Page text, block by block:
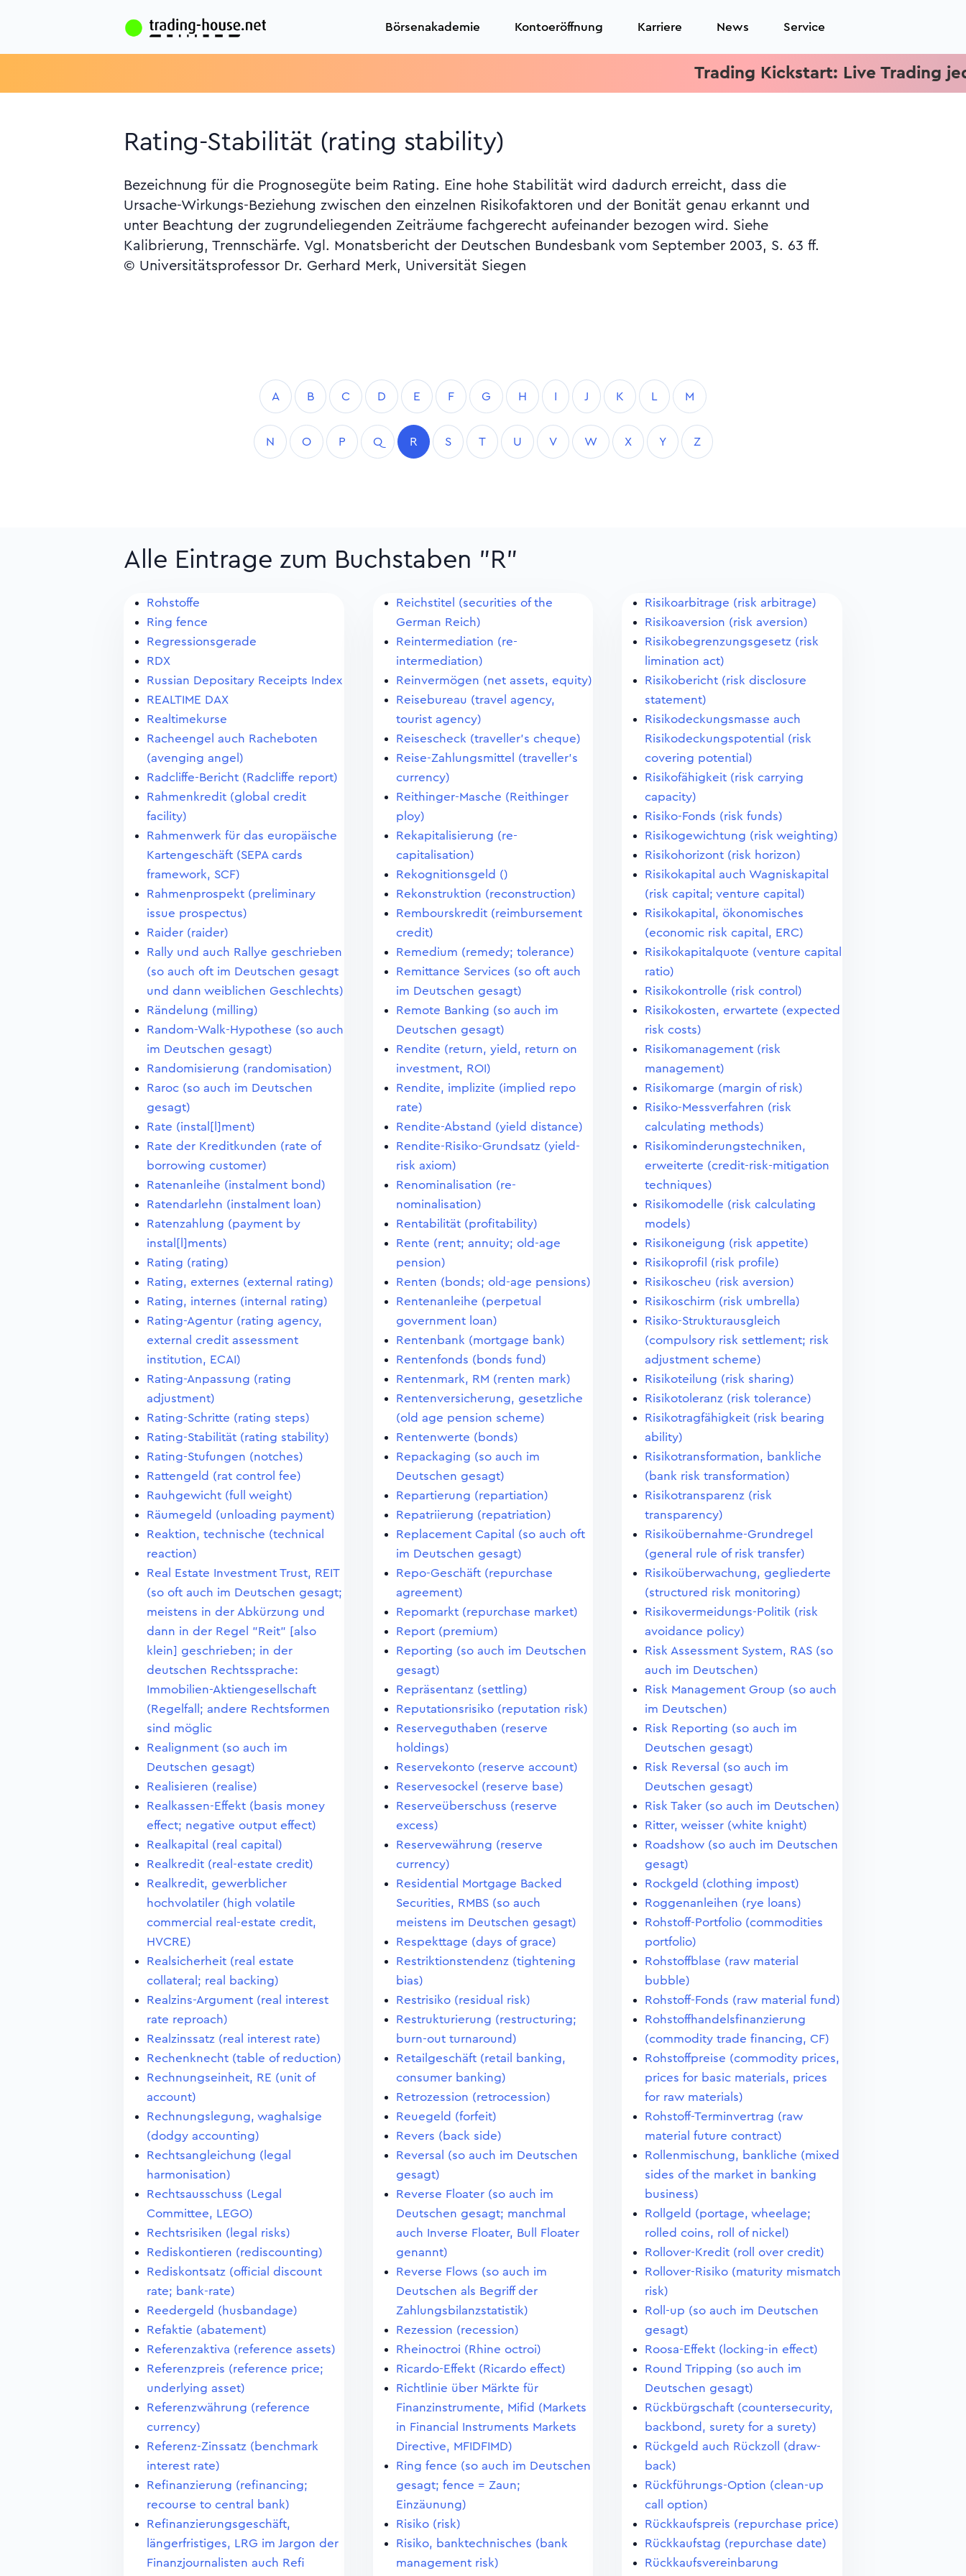
Börsenakademie Kontoeröffnung Karriere News Service
Trading Kickstart: Live Trading jeden
Rating-Stabilität (rating stability)
Bezeichnung für die Prognosegüte beim Rating. Eine hohe Stabilität wird dadurch erreicht, dass die
Ursache-Wirkungs-Beziehung zwischen den einzelnen Risikofaktoren und der Bonität genau erkannt und
unter Beachtung der zugrundeliegenden Zeiträume fachgerecht aufeinander bezogen wird. Siehe
Kalibrierung, Trennschärfe. Vgl. Monatsbericht der Deutschen Bundesbank vom September 2003, S. 63 ff.
© Universitätsprofessor Dr. Gerhard Merk, Universität Siegen
A B C D E F G H I J K L M
N O P Q R S T U V W X Y Z
Alle Eintrage zum Buchstaben "R"
Rohstoffe
Ring fence
Regressionsgerade
RDX
Russian Depositary Receipts Index
REALTIME DAX
Realtimekurse
Racheengel auch Racheboten
(avenging angel)
Radcliffe-Bericht (Radcliffe report)
Rahmenkredit (global credit
facility)
Rahmenwerk für das europäische
Kartengeschäft (SEPA cards
framework, SCF)
Rahmenprospekt (preliminary
issue prospectus)
Raider (raider)
Rally und auch Rallye geschrieben
(so auch oft im Deutschen gesagt
und dann weiblichen Geschlechts)
Rändelung (milling)
Random-Walk-Hypothese (so auch
im Deutschen gesagt)
Randomisierung (randomisation)
Raroc (so auch im Deutschen
gesagt)
Rate (instal[l]ment)
Rate der Kreditkunden (rate of
borrowing customer)
Ratenanleihe (instalment bond)
Ratendarlehn (instalment loan)
Ratenzahlung (payment by
instal[l]ments)
Rating (rating)
Rating, externes (external rating)
Rating, internes (internal rating)
Rating-Agentur (rating agency,
external credit assessment
institution, ECAI)
Rating-Anpassung (rating
adjustment)
Rating-Schritte (rating steps)
Rating-Stabilität (rating stability)
Rating-Stufungen (notches)
Rattengeld (rat control fee)
Rauhgewicht (full weight)
Räumegeld (unloading payment)
Reaktion, technische (technical
reaction)
Real Estate Investment Trust, REIT
(so oft auch im Deutschen gesagt;
meistens in der Abkürzung und
dann in der Regel "Reit" [also
klein] geschrieben; in der
deutschen Rechtssprache:
Immobilien-Aktiengesellschaft
(Regelfall; andere Rechtsformen
sind möglic
Realignment (so auch im
Deutschen gesagt)
Realisieren (realise)
Realkassen-Effekt (basis money
effect; negative output effect)
Realkapital (real capital)
Realkredit (real-estate credit)
Realkredit, gewerblicher
hochvolatiler (high volatile
commercial real-estate credit,
HVCRE)
Realsicherheit (real estate
collateral; real backing)
Realzins-Argument (real interest
rate reproach)
Realzinssatz (real interest rate)
Rechenknecht (table of reduction)
Rechnungseinheit, RE (unit of
account)
Rechnungslegung, waghalsige
(dodgy accounting)
Rechtsangleichung (legal
harmonisation)
Rechtsausschuss (Legal
Committee, LEGO)
Rechtsrisiken (legal risks)
Rediskontieren (rediscounting)
Rediskontsatz (official discount
rate; bank-rate)
Reedergeld (husbandage)
Refaktie (abatement)
Referenzaktiva (reference assets)
Referenzpreis (reference price;
underlying asset)
Referenzwährung (reference
currency)
Referenz-Zinssatz (benchmark
interest rate)
Refinanzierung (refinancing;
recourse to central bank)
Refinanzierungsgeschäft,
längerfristiges, LRG im Jargon der
Finanzjournalisten auch Refi
Reichstitel (securities of the
German Reich)
Reintermediation (re-
intermediation)
Reinvermögen (net assets, equity)
Reisebureau (travel agency,
tourist agency)
Reisescheck (traveller's cheque)
Reise-Zahlungsmittel (traveller's
currency)
Reithinger-Masche (Reithinger
ploy)
Rekapitalisierung (re-
capitalisation)
Rekognitionsgeld ()
Rekonstruktion (reconstruction)
Rembourskredit (reimbursement
credit)
Remedium (remedy; tolerance)
Remittance Services (so oft auch
im Deutschen gesagt)
Remote Banking (so auch im
Deutschen gesagt)
Rendite (return, yield, return on
investment, ROI)
Rendite, implizite (implied repo
rate)
Rendite-Abstand (yield distance)
Rendite-Risiko-Grundsatz (yield-
risk axiom)
Renominalisation (re-
nominalisation)
Rentabilität (profitability)
Rente (rent; annuity; old-age
pension)
Renten (bonds; old-age pensions)
Rentenanleihe (perpetual
government loan)
Rentenbank (mortgage bank)
Rentenfonds (bonds fund)
Rentenmark, RM (renten mark)
Rentenversicherung, gesetzliche
(old age pension scheme)
Rentenwerte (bonds)
Repackaging (so auch im
Deutschen gesagt)
Repartierung (repartiation)
Repatriierung (repatriation)
Replacement Capital (so auch oft
im Deutschen gesagt)
Repo-Geschäft (repurchase
agreement)
Repomarkt (repurchase market)
Report (premium)
Reporting (so auch im Deutschen
gesagt)
Repräsentanz (settling)
Reputationsrisiko (reputation risk)
Reserveguthaben (reserve
holdings)
Reservekonto (reserve account)
Reservesockel (reserve base)
Reserveüberschuss (reserve
excess)
Reservewährung (reserve
currency)
Residential Mortgage Backed
Securities, RMBS (so auch
meistens im Deutschen gesagt)
Respekttage (days of grace)
Restriktionstendenz (tightening
bias)
Restrisiko (residual risk)
Restrukturierung (restructuring;
burn-out turnaround)
Retailgeschäft (retail banking,
consumer banking)
Retrozession (retrocession)
Reuegeld (forfeit)
Revers (back side)
Reversal (so auch im Deutschen
gesagt)
Reverse Floater (so auch im
Deutschen gesagt; manchmal
auch Inverse Floater, Bull Floater
genannt)
Reverse Flows (so auch im
Deutschen als Begriff der
Zahlungsbilanzstatistik)
Rezession (recession)
Rheinoctroi (Rhine octroi)
Ricardo-Effekt (Ricardo effect)
Richtlinie über Märkte für
Finanzinstrumente, Mifid (Markets
in Financial Instruments Markets
Directive, MFIDFIMD)
Ring fence (so auch im Deutschen
gesagt; fence = Zaun;
Einzäunung)
Risiko (risk)
Risiko, banktechnisches (bank
management risk)
Risikoarbitrage (risk arbitrage)
Risikoaversion (risk aversion)
Risikobegrenzungsgesetz (risk
limination act)
Risikobericht (risk disclosure
statement)
Risikodeckungsmasse auch
Risikodeckungspotential (risk
covering potential)
Risikofähigkeit (risk carrying
capacity)
Risiko-Fonds (risk funds)
Risikogewichtung (risk weighting)
Risikohorizont (risk horizon)
Risikokapital auch Wagniskapital
(risk capital; venture capital)
Risikokapital, ökonomisches
(economic risk capital, ERC)
Risikokapitalquote (venture capital
ratio)
Risikokontrolle (risk control)
Risikokosten, erwartete (expected
risk costs)
Risikomanagement (risk
management)
Risikomarge (margin of risk)
Risiko-Messverfahren (risk
calculating methods)
Risikominderungstechniken,
erweiterte (credit-risk-mitigation
techniques)
Risikomodelle (risk calculating
models)
Risikoneigung (risk appetite)
Risikoprofil (risk profile)
Risikoscheu (risk aversion)
Risikoschirm (risk umbrella)
Risiko-Strukturausgleich
(compulsory risk settlement; risk
adjustment scheme)
Risikoteilung (risk sharing)
Risikotoleranz (risk tolerance)
Risikotragfähigkeit (risk bearing
ability)
Risikotransformation, bankliche
(bank risk transformation)
Risikotransparenz (risk
transparency)
Risikoübernahme-Grundregel
(general rule of risk transfer)
Risikoüberwachung, gegliederte
(structured risk monitoring)
Risikovermeidungs-Politik (risk
avoidance policy)
Risk Assessment System, RAS (so
auch im Deutschen)
Risk Management Group (so auch
im Deutschen)
Risk Reporting (so auch im
Deutschen gesagt)
Risk Reversal (so auch im
Deutschen gesagt)
Risk Taker (so auch im Deutschen)
Ritter, weisser (white knight)
Roadshow (so auch im Deutschen
gesagt)
Rockgeld (clothing impost)
Roggenanleihen (rye loans)
Rohstoff-Portfolio (commodities
portfolio)
Rohstoffblase (raw material
bubble)
Rohstoff-Fonds (raw material fund)
Rohstoffhandelsfinanzierung
(commodity trade financing, CF)
Rohstoffpreise (commodity prices,
prices for basic materials, prices
for raw materials)
Rohstoff-Terminvertrag (raw
material future contract)
Rollenmischung, bankliche (mixed
sides of the market in banking
business)
Rollgeld (portage, wheelage;
rolled coins, roll of nickel)
Rollover-Kredit (roll over credit)
Rollover-Risiko (maturity mismatch
risk)
Roll-up (so auch im Deutschen
gesagt)
Roosa-Effekt (locking-in effect)
Round Tripping (so auch im
Deutschen gesagt)
Rückbürgschaft (countersecurity,
backbond, surety for a surety)
Rückgeld auch Rückzoll (draw-
back)
Rückführungs-Option (clean-up
call option)
Rückkaufspreis (repurchase price)
Rückkaufstag (repurchase date)
Rückkaufsvereinbarung